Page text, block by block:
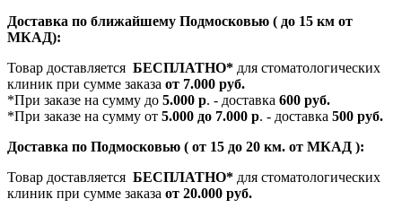
Доставка по ближайшему Подмосковью ( до 15 км от
МКАД):
Товар доставляется БЕСПЛАТНО* для стоматологических
клиник при сумме заказа от 7.000 руб.
*При заказе на сумму до 5.000 р. - доставка 600 руб.
*При заказе на сумму от 5.000 до 7.000 р. - доставка 500 руб.
Доставка по Подмосковью ( от 15 до 20 км. от МКАД ):
Товар доставляется БЕСПЛАТНО* для стоматологических
клиник при сумме заказа от 20.000 руб.